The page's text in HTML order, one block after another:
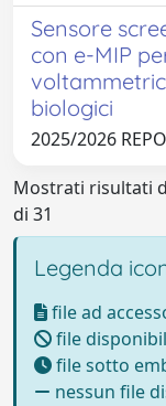
Sensore
con e-MIP
biologici
2025/2026
Mostrati risultati
di 31
Legenda
file ad
file
file sotto
nessun file